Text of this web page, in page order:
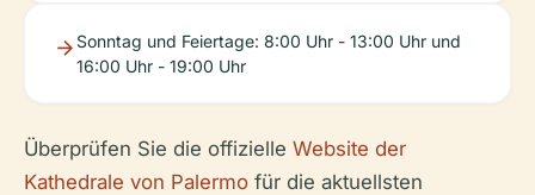
Sonntag und Feiertage: 8:00 Uhr - 13:00 Uhr und
16:00 Uhr - 19:00 Uhr
Überprüfen Sie die offizielle Website der
Kathedrale von Palermo für die aktuellsten